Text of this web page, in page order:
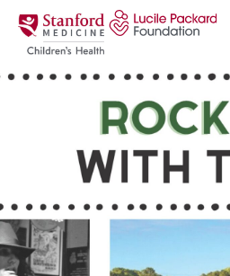
Անցնել բովանդակությանը